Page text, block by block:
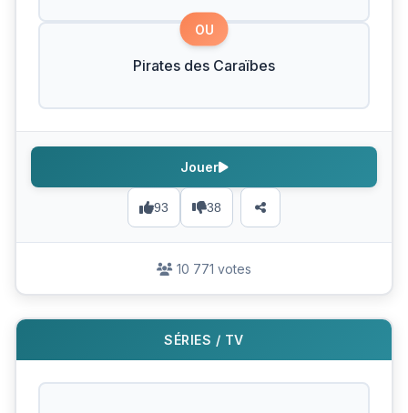
OU
Pirates des Caraïbes
93 38
Jouer
10 771 votes
SÉRIES / TV